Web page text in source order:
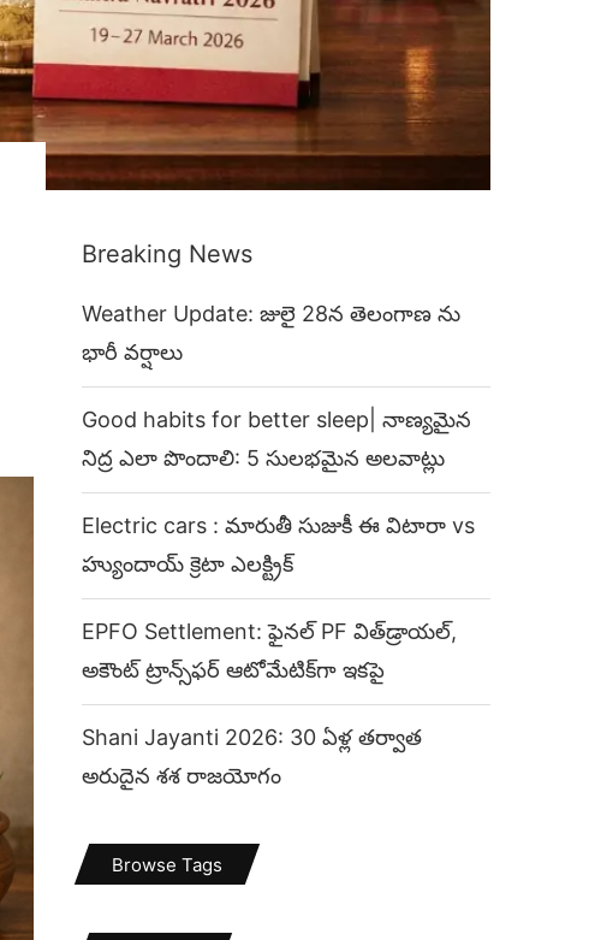
Breaking News
Weather Update: జులై 28న తెలంగాణ ను
భారీ వర్షాలు
Good habits for better sleep| నాణ్యమైన
నిద్ర ఎలా పొందాలి: 5 సులభమైన అలవాట్లు
Electric cars : మారుతీ సుజుకీ ఈ విటారా vs
హ్యుందాయ్ క్రెటా ఎలక్ట్రిక్
EPFO Settlement: ఫైనల్ PF విత్‌డ్రాయల్,
అకౌంట్ ట్రాన్స్‌ఫర్ ఆటోమేటిక్‌గా ఇకపై
Shani Jayanti 2026: 30 ఏళ్ల తర్వాత
అరుదైన శశ రాజయోగం
Browse Tags